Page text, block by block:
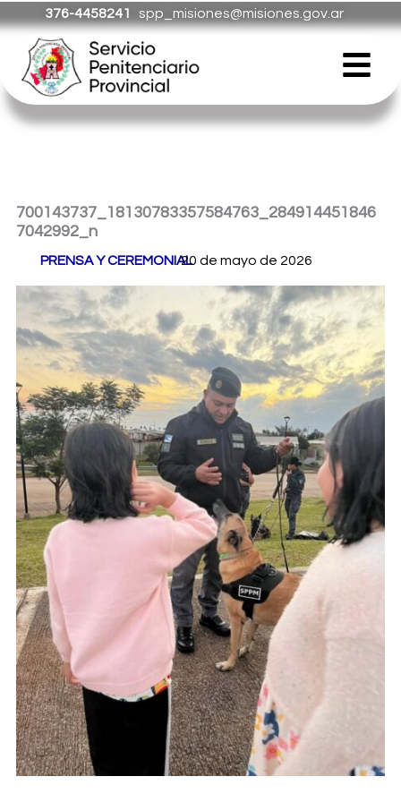
al
contenido
376-4458241 spp_misiones@misiones.gov.ar
700143737_18130783357584763_284914451846
7042992_n
PRENSA Y CEREMONIAL/
20 de mayo de 2026